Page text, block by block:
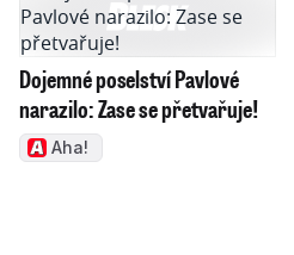
Dojemné poselství Pavlové
narazilo: Zase se přetvařuje!
Aha!